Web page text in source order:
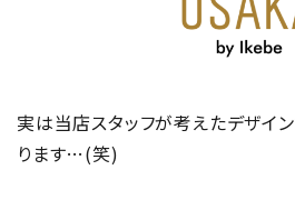
実は当店スタッフが考えたデザイ
ります…(笑)